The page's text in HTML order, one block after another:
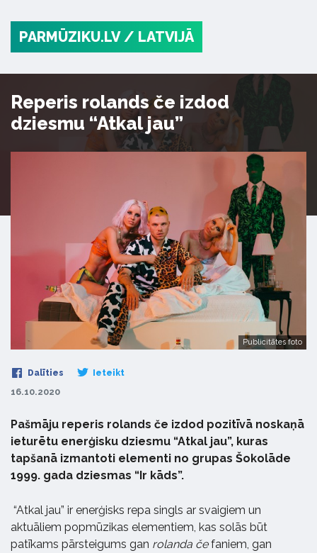
PARMŪZIKU.LV / LATVIJĀ
Reperis rolands če izdod
dziesmu “Atkal jau”
Publicitātes foto
Dalīties Ieteikt
16.10.2020
Pašmāju reperis rolands če izdod pozitīvā noskaņā
ieturētu enerģisku dziesmu “Atkal jau”, kuras
tapšanā izmantoti elementi no grupas Šokolāde
1999. gada dziesmas “Ir kāds”.
“Atkal jau” ir enerģisks repa singls ar svaigiem un
aktuāliem popmūzikas elementiem, kas solās būt
patīkams pārsteigums gan rolanda čefaniem, gan